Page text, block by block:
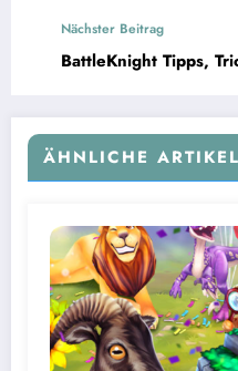
Nächster Beitrag
BattleKnight Tipps,
ÄHNLICHE ARTIKEL